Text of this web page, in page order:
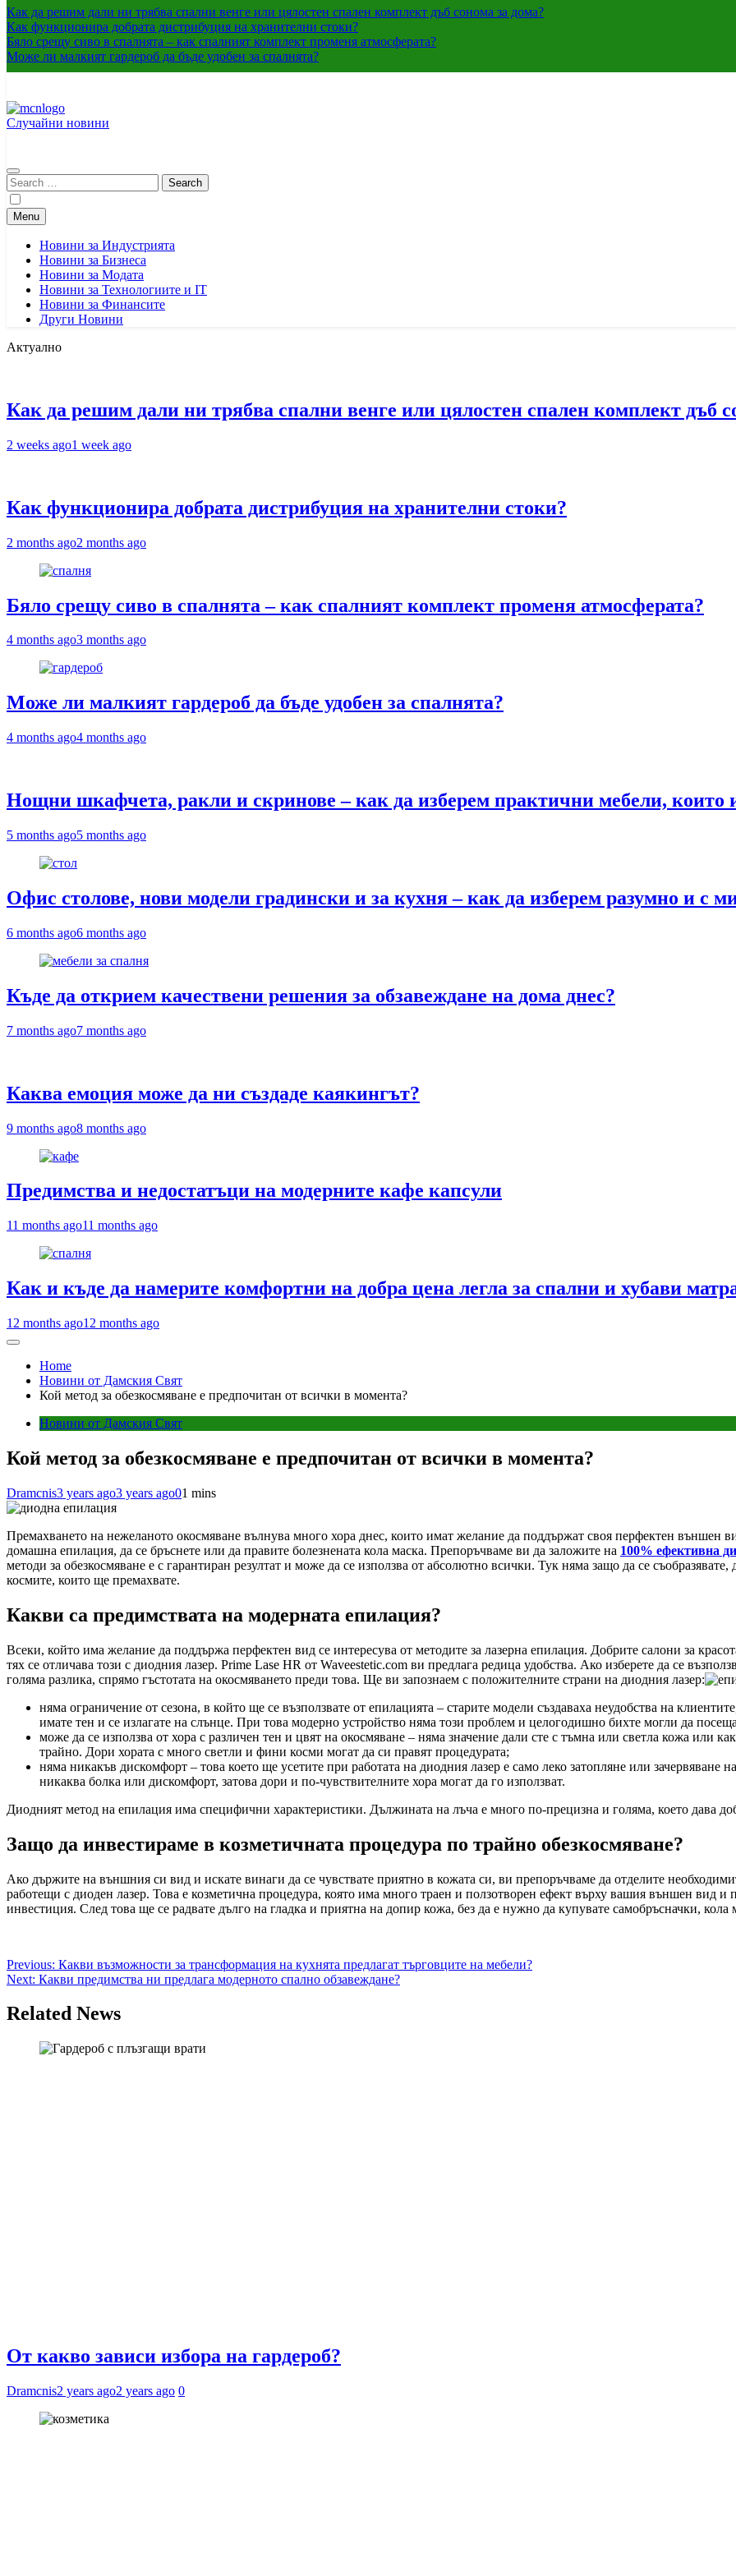
Как да решим дали ни трябва спални венге или цялостен спален комплект дъб сонома за дома?
Как функционира добрата дистрибуция на хранителни стоки?
Бяло срещу сиво в спалнята – как спалният комплект променя атмосферата?
Може ли малкият гардероб да бъде удобен за спалнята?
Случайни новини
Search
for:
Menu
Новини за Индустрията
Новини за Бизнеса
Новини за Модата
Новини за Технологиите и IT
Новини за Финансите
Други Новини
Актуално
Как да решим дали ни трябва спални венге или цялостен спален комплект дъб
2 weeks ago1 week ago
Как функционира добрата дистрибуция на хранителни стоки?
2 months ago2 months ago
Бяло срещу сиво в спалнята – как спалният комплект променя атмосферата?
4 months ago3 months ago
Може ли малкият гардероб да бъде удобен за спалнята?
4 months ago4 months ago
Нощни шкафчета, ракли и скринове – как да изберем практични мебели, които
5 months ago5 months ago
Офис столове, нови модели градински и за кухня – как да изберем разумно и с
6 months ago6 months ago
Къде да открием качествени решения за обзавеждане на дома днес?
7 months ago7 months ago
Каква емоция може да ни създаде каякингът?
9 months ago8 months ago
Предимства и недостатъци на модерните кафе капсули
11 months ago11 months ago
Как и къде да намерите комфортни на добра цена легла за спални и хубави
12 months ago12 months ago
Home
Новини от Дамския Свят
Кой метод за обезкосмяване е предпочитан от всички в момента?
Новини от Дамския Свят
Кой метод за обезкосмяване е предпочитан от всички в момента?
Dramcnis3 years ago3 years ago01 mins
Премахването на нежеланото окосмяване вълнува много хора днес, които имат желание да поддържат своя перфектен външен
домашна епилация, да се бръснете или да правите болезнената кола маска. Препоръчваме ви да заложите на 100% ефективна
методи за обезкосмяване е с гарантиран резултат и може да се използва от абсолютно всички. Тук няма защо да се
космите, които ще премахвате.
Какви са предимствата на модерната епилация?
Всеки, който има желание да поддържа перфектен вид се интересува от методите за лазерна епилация. Добрите салони за
тях се отличава този с диодния лазер. Prime Lase HR от Waveestetic.com ви предлага редица удобства. Ако изберете да се
голяма разлика, спрямо гъстотата на окосмяването преди това. Ще ви запознаем с положителните страни на диодния лазер:
няма ограничение от сезона, в който ще се възползвате от епилацията – старите модели създаваха неудобства на
имате тен и се излагате на слънце. При това модерно устройство няма този проблем и целогодишно бихте могли да
може да се използва от хора с различен тен и цвят на окосмяване – няма значение дали сте с тъмна или светла кожа или
трайно. Дори хората с много светли и фини косми могат да си правят процедурата;
няма никакъв дискомфорт – това което ще усетите при работата на диодния лазер е само леко затопляне или зачервяване
никаква болка или дискомфорт, затова дори и по-чувствителните хора могат да го използват.
Диодният метод на епилация има специфични характеристики. Дължината на лъча е много по-прецизна и голяма, което дава
Защо да инвестираме в козметичната процедура по трайно обезкосмяване?
Ако държите на външния си вид и искате винаги да се чувствате приятно в кожата си, ви препоръчваме да отделите
работещи с диоден лазер. Това е козметична процедура, която има много траен и ползотворен ефект върху вашия външен вид и
инвестиция. След това ще се радвате дълго на гладка и приятна на допир кожа, без да е нужно да купувате самобръсначки,
Post
navigation
Previous: Какви възможности за трансформация на кухнята предлагат търговците на мебели?
Next: Какви предимства ни предлага модерното спално обзавеждане?
Related News
От какво зависи избора на гардероб?
Dramcnis2 years ago2 years ago 0